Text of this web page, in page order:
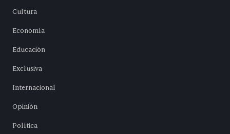
Cultura
Economía
Educación
Exclusiva
Internacional
Opinión
Política